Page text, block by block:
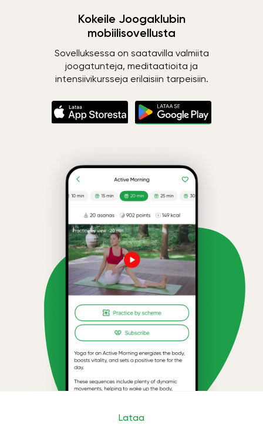
Kokeile Joogaklubin
mobiilisovellusta
Sovelluksessa on saatavilla valmiita
joogatunteja, meditaatioita ja
intensiivikursseja erilaisiin tarpeisiin.
Lataa